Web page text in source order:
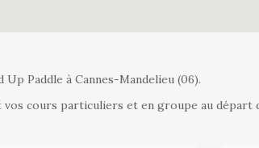
Paddle à Cannes-Mandelieu (06).
cours particuliers et en groupe au départ